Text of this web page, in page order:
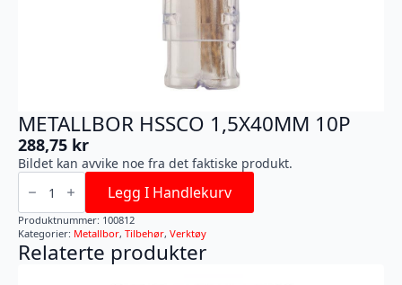
METALLBOR HSSCO 1,5X40MM 10P
288,75 kr
Bildet kan avvike noe fra det faktiske produkt.
METALLBOR
HSSCO
1,5X40MM
10P
antall
Legg I Handlekurv
Produktnummer: 100812
Kategorier: Metallbor, Tilbehør, Verktøy
Relaterte produkter